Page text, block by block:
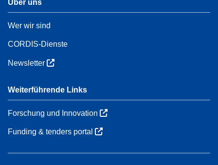
Über uns
Wer wir sind
CORDIS-Dienste
Newsletter
Weiterführende Links
Forschung und Innovation
Funding & tenders portal